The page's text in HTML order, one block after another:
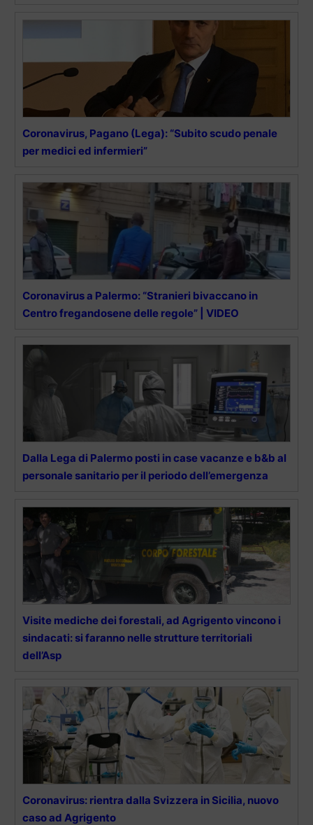
Coronavirus, Pagano (Lega): “Subito scudo penale
per medici ed infermieri”
Coronavirus a Palermo: “Stranieri bivaccano in
Centro fregandosene delle regole” | VIDEO
Dalla Lega di Palermo posti in case vacanze e b&b al
personale sanitario per il periodo dell’emergenza
Visite mediche dei forestali, ad Agrigento vincono i
sindacati: si faranno nelle strutture territoriali
dell’Asp
Coronavirus: rientra dalla Svizzera in Sicilia, nuovo
caso ad Agrigento